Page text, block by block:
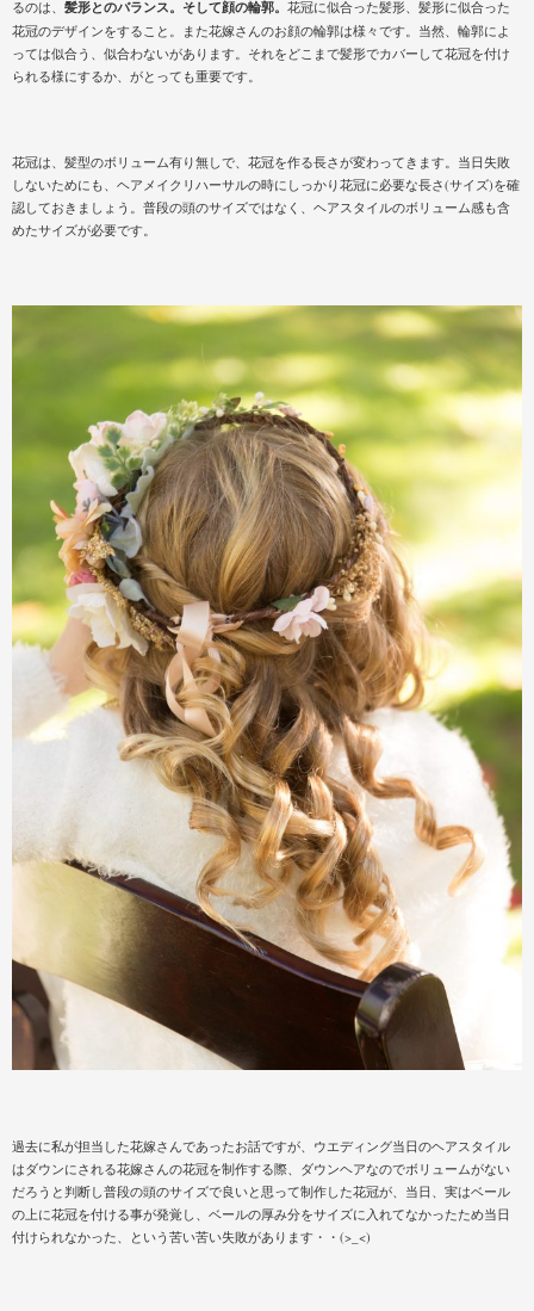
るのは、 髪形とのバランス。そして顔の輪郭。 花冠に似合った髪形、髪形に似合った
花冠のデザインをすること。また花嫁さんのお顔の輪郭は様々です。当然、輪郭によ
っては似合う、似合わないがあります。それをどこまで髪形でカバーして花冠を付け
られる様にするか、がとっても重要です。
花冠は、髪型のボリューム有り無しで、花冠を作る長さが変わってきます。当日失敗
しないためにも、ヘアメイクリハーサルの時にしっかり花冠に必要な長さ(サイズ)を確
認しておきましょう。普段の頭のサイズではなく、ヘアスタイルのボリューム感も含
めたサイズが必要です。
過去に私が担当した花嫁さんであったお話ですが、ウエディング当日のヘアスタイル
はダウンにされる花嫁さんの花冠を制作する際、ダウンヘアなのでボリュームがない
だろうと判断し普段の頭のサイズで良いと思って制作した花冠が、当日、実はベール
の上に花冠を付ける事が発覚し、ベールの厚み分をサイズに入れてなかったため当日
付けられなかった、という苦い苦い失敗があります・・(>_<)